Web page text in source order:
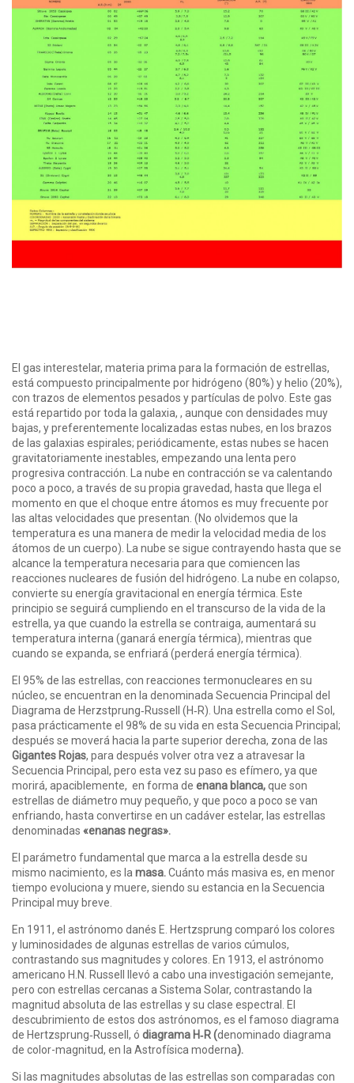
El gas interestelar, materia prima para la formación de estrellas,
está compuesto principalmente por hidrógeno (80%) y helio (20%),
con trazos de elementos pesados y partículas de polvo. Este gas
está repartido por toda la galaxia, , aunque con densidades muy
bajas, y preferentemente localizadas estas nubes, en los brazos
de las galaxias espirales; periódicamente, estas nubes se hacen
gravitatoriamente inestables, empezando una lenta pero
progresiva contracción. La nube en contracción se va calentando
poco a poco, a través de su propia gravedad, hasta que llega el
momento en que el choque entre átomos es muy frecuente por
las altas velocidades que presentan. (No olvidemos que la
temperatura es una manera de medir la velocidad media de los
átomos de un cuerpo). La nube se sigue contrayendo hasta que se
alcance la temperatura necesaria para que comiencen las
reacciones nucleares de fusión del hidrógeno. La nube en colapso,
convierte su energía gravitacional en energía térmica. Este
principio se seguirá cumpliendo en el transcurso de la vida de la
estrella, ya que cuando la estrella se contraiga, aumentará su
temperatura interna (ganará energía térmica), mientras que
cuando se expanda, se enfriará (perderá energía térmica).
El 95% de las estrellas, con reacciones termonucleares en su
núcleo, se encuentran en la denominada Secuencia Principal del
Diagrama de Herzstprung‑Russell (H‑R). Una estrella como el Sol,
pasa prácticamente el 98% de su vida en esta Secuencia Principal;
después se moverá hacia la parte superior derecha, zona de las
Gigantes Rojas, para después volver otra vez a atravesar la
Secuencia Principal, pero esta vez su paso es efímero, ya que
morirá, apaciblemente, en forma de enana blanca,que son
estrellas de diámetro muy pequeño, y que poco a poco se van
enfriando, hasta convertirse en un cadáver estelar, las estrellas
denominadas «enanas negras».
El parámetro fundamental que marca a la estrella desde su
mismo nacimiento, es lamasa.Cuánto más masiva es, en menor
tiempo evoluciona y muere, siendo su estancia en la Secuencia
Principal muy breve.
En 1911, el astrónomo danés E. Hertzsprung comparó los colores
y luminosidades de algunas estrellas de varios cúmulos,
contrastando sus magnitudes y colores. En 1913, el astrónomo
americano H.N. Russell llevó a cabo una investigación semejante,
pero con estrellas cercanas a Sistema Solar, contrastando la
magnitud absoluta de las estrellas y su clase espectral. El
descubrimiento de estos dos astrónomos, es el famoso diagrama
de Hertzsprung‑Russell, ó diagrama H‑R (denominado diagrama
de color-magnitud, en la Astrofísica moderna).
Si las magnitudes absolutas de las estrellas son comparadas con